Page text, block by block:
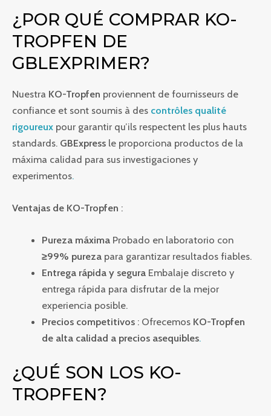
¿POR QUÉ COMPRAR KO-
TROPFEN DE
GBLEXPRIMER?
Nuestra KO-Tropfen proviennent de fournisseurs de
confiance et sont soumis à des contrôles qualité
rigoureux pour garantir qu’ils respectent les plus hauts
standards. GBExpress le proporciona productos de la
máxima calidad para sus investigaciones y
experimentos.
Ventajas de KO-Tropfen :
Pureza máxima Probado en laboratorio con
≥99% pureza para garantizar resultados fiables.
Entrega rápida y segura Embalaje discreto y
entrega rápida para disfrutar de la mejor
experiencia posible.
Precios competitivos : Ofrecemos KO-Tropfen
de alta calidad a precios asequibles.
¿QUÉ SON LOS KO-
TROPFEN?